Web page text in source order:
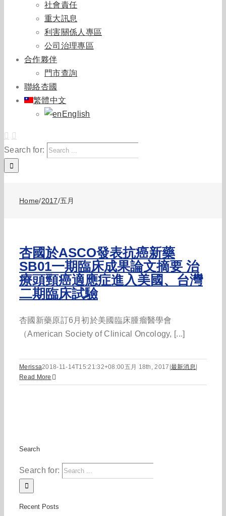
社會責任
重大訊息
利害關係人專區
公司治理專區
合作夥伴
門市查詢
聯絡杏國
繁體中文
English
Search for:
Home/2017/五月
杏國於ASCO發表抗癌新藥
SB01一期臨床成果論文摘要 治
療頭頸癌適應症進入美國、台灣
二期臨床試驗
杏國新藥原訂6月初於美國臨床腫瘤醫學會
（American Society of Clinical Oncology, [...]
Merissa2018-11-14T15:21:32+08:00五月 18th, 2017 最新消息
Read More
Search
Search for:
Recent Posts